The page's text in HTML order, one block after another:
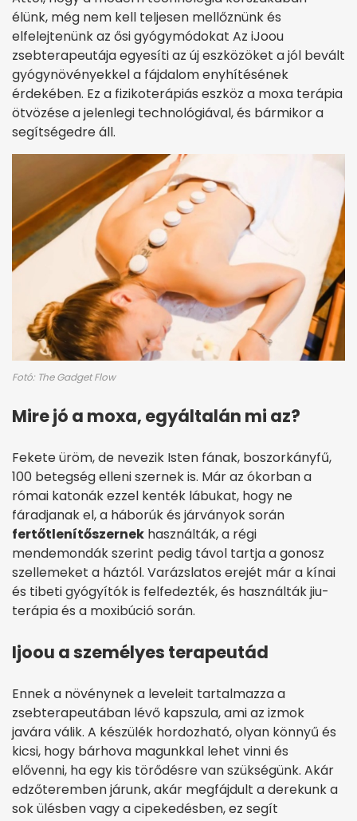
élünk, még nem kell teljesen mellőznünk és
elfelejtenünk az ősi gyógymódokat Az iJoou
zsebterapeutája egyesíti az új eszközöket a jól bevált
gyógynövényekkel a fájdalom enyhítésének
érdekében. Ez a fizikoterápiás eszköz a moxa terápia
ötvözése a jelenlegi technológiával, és bármikor a
segítségedre áll.
Fotó: The Gadget Flow
Mire jó a moxa, egyáltalán mi az?
Fekete üröm, de nevezik Isten fának, boszorkányfű,
100 betegség elleni szernek is. Már az ókorban a
római katonák ezzel kenték lábukat, hogy ne
fáradjanak el, a háborúk és járványok során
fertőtlenítőszernek használták, a régi
mendemondák szerint pedig távol tartja a gonosz
szellemeket a háztól. Varázslatos erejét már a kínai
és tibeti gyógyítók is felfedezték, és használták jiu-
terápia és a moxibúció során.
Ijoou a személyes terapeutád
Ennek a növénynek a leveleit tartalmazza a
zsebterapeutában lévő kapszula, ami az izmok
javára válik. A készülék hordozható, olyan könnyű és
kicsi, hogy bárhova magunkkal lehet vinni és
elővenni, ha egy kis törődésre van szükségünk. Akár
edzőteremben járunk, akár megfájdult a derekunk a
sok ülésben vagy a cipekedésben, ez segít